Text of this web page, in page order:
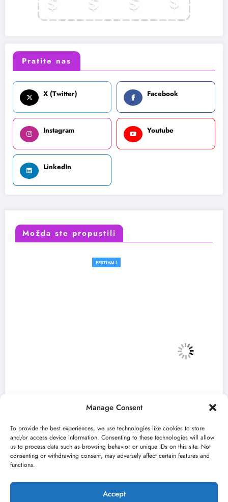
Manage Consent
To provide the best experiences, we use technologies like cookies to store
and/or access device information. Consenting to these technologies will allow
us to process data such as browsing behavior or unique IDs on this site. Not
consenting or withdrawing consent, may adversely affect certain features and
functions.
Accept
Pratite nas
X (Twitter) Facebook
Instagram Youtube
LinkedIn
Možda ste propustili
„Najveći mali festival u Vojvodini“ i ovog
Kulturni kišobran